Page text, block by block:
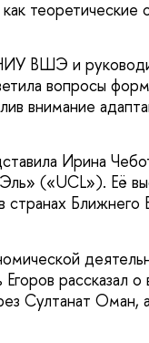
теоретические
ВШЭ и
вопросы
внимание
Ирина
(«UCL»). Её
странах Ближнего
рассказал о
Султанат Оман,